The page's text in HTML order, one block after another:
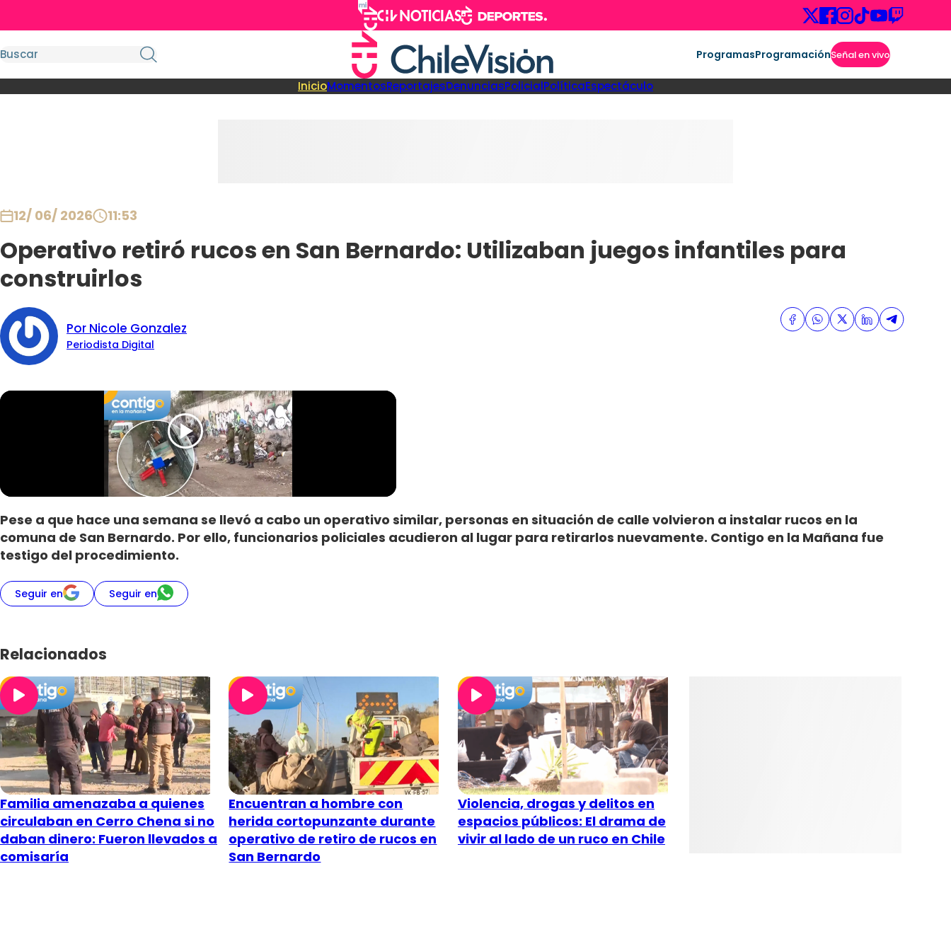
ProgramasProgramaciónSeñal en vivo
InicioMomentosReportajesDenunciasPolicialPolíticaEspectáculo
12/ 06/ 2026 11:53
Operativo retiró rucos en San Bernardo: Utilizaban juegos infantiles para
construirlos
Por Nicole Gonzalez
Periodista Digital
Pese a que hace una semana se llevó a cabo un operativo similar, personas en situación de calle volvieron a instalar rucos en la
comuna de San Bernardo. Por ello, funcionarios policiales acudieron al lugar para retirarlos nuevamente. Contigo en la Mañana fue
testigo del procedimiento.
Seguir en Seguir en
Relacionados
Familia amenazaba a quienes
circulaban en Cerro Chena si no
daban dinero: Fueron llevados a
comisaría
Encuentran a hombre con
herida cortopunzante durante
operativo de retiro de rucos en
San Bernardo
Violencia, drogas y delitos en
espacios públicos: El drama de
vivir al lado de un ruco en Chile